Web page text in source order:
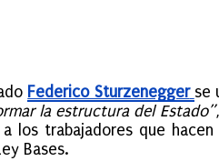
Federico Sturzenegger se
la estructura del Estado”
los trabajadores que
Bases.